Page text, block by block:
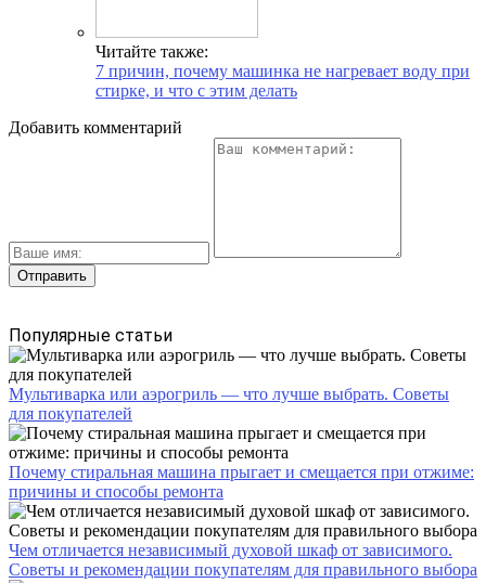
Читайте также:
7 причин, почему машинка не нагревает воду при
стирке, и что с этим делать
Добавить комментарий
Популярные статьи
Мультиварка или аэрогриль — что лучше выбрать. Советы
для покупателей
Почему стиральная машина прыгает и смещается при отжиме:
причины и способы ремонта
Чем отличается независимый духовой шкаф от зависимого.
Советы и рекомендации покупателям для правильного выбора